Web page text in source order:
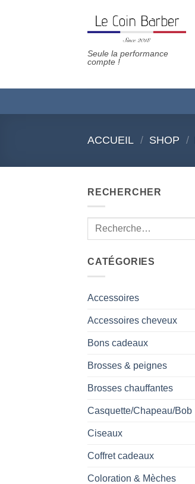
Seule la performance
compte !
ACCUEIL / SHOP /
RECHERCHER
Recherche
CATÉGORIES
Accessoires
Accessoires cheveux
Bons cadeaux
Brosses & peignes
Brosses chauffantes
Casquette/Chapeau/Bob
Ciseaux
Coffret cadeaux
Coloration & Mèches